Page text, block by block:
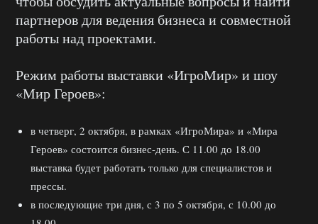
партнеров для ведения бизнеса и совместной
работы над проектами.
Режим работы выставки «ИгроМир» и шоу
«Мир Героев»:
в четверг, 2 октября, в рамках «ИгроМира» и «Мира
Героев» состоится бизнес-день. С 11.00 до 18.00
выставка будет работать только для специалистов и
прессы.
в последующие три дня, с 3 по 5 октября, с 10.00 до